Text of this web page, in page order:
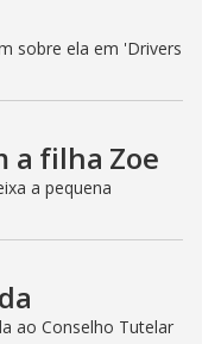
sobre ela em 'Drivers
a filha Zoe
a pequena
ao Conselho Tutelar